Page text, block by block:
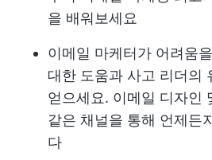
을 배워보세요
이메일 마케터가 어려움
대한 도움과 사고 리더의
얻으세요. 이메일 디자인
같은 채널을 통해 언제든
다